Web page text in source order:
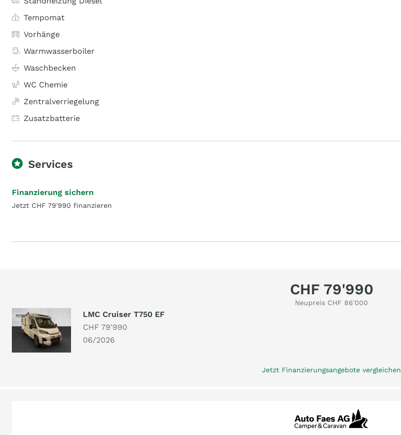
Tempomat
Vorhänge
Warmwasserboiler
Waschbecken
WC Chemie
Zentralverriegelung
Zusatzbatterie
Services
Finanzierung sichern
Jetzt CHF 79'990 finanzieren
CHF 79'990
Neupreis CHF 86'000
LMC Cruiser T750 EF
CHF 79'990
06/2026
Jetzt Finanzierungsangebote vergleichen